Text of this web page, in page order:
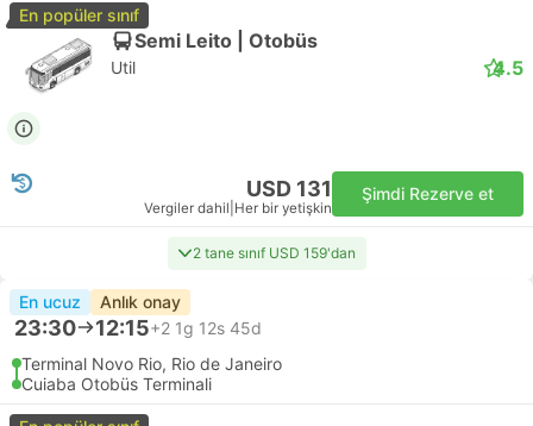
En popüler sınıf
Semi Leito | Otobüs
Util 4.5
USD 131
Vergiler dahil Her bir yetişkin
Şimdi Rezerve et
2 tane sınıf USD 159'dan
En ucuz Anlık onay
23:30 12:15+2 1g 12s 45d
Terminal Novo Rio, Rio de Janeiro
Cuiaba Otobüs Terminali